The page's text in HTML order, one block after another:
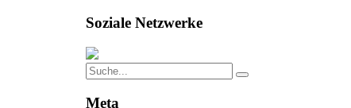
Soziale Netzwerke
Search
for:
Search
Meta